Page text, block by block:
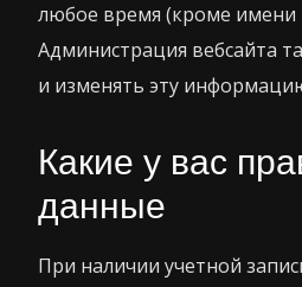
любое время (кроме имени
Администрация вебсайта
и изменять эту
Какие у вас
данные
При наличии учетной